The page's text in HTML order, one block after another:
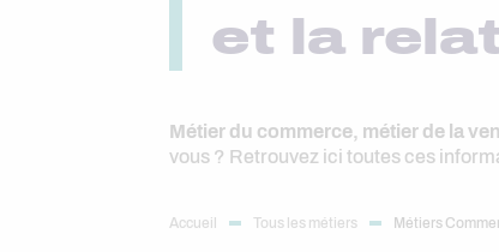
et la
Métier du commerce, métier de la
vous ? Retrouvez ici toutes ces
Accueil Tous les métiers Métiers